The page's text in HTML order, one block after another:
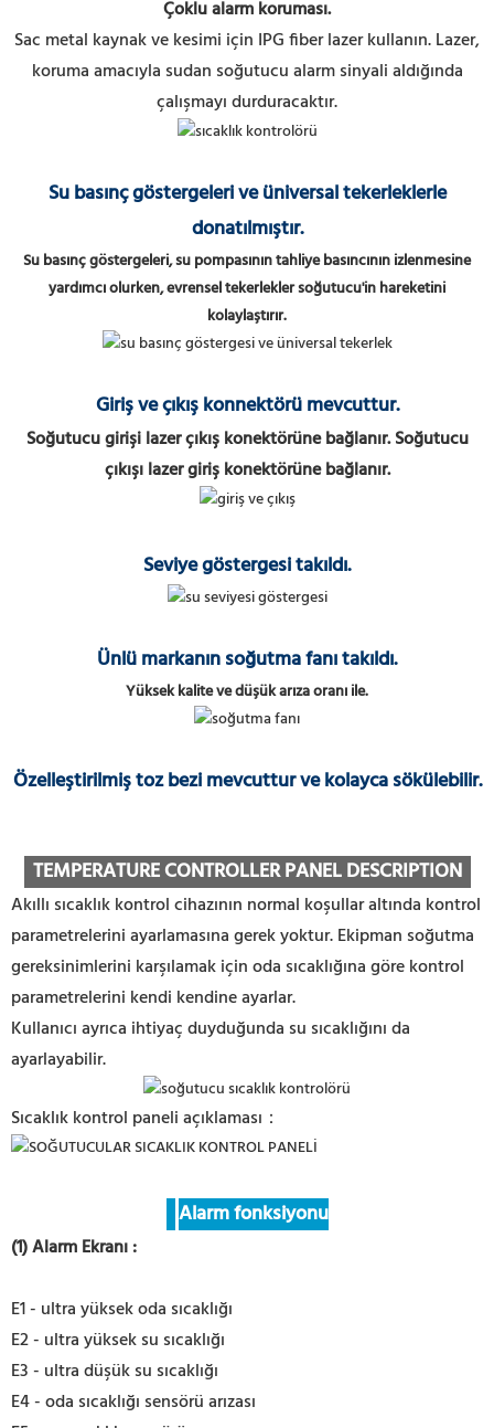
Çoklu alarm koruması.
Sac metal kaynak ve kesimi için IPG fiber lazer kullanın.Lazer,
koruma amacıyla sudan soğutucu alarm sinyali aldığında
çalışmayı durduracaktır.
Su basınç göstergeleri ve üniversal tekerleklerle
donatılmıştır.
Su basınç göstergeleri, su pompasının tahliye basıncının izlenmesine
yardımcı olurken, evrensel tekerlekler soğutucu'in hareketini
kolaylaştırır.
Giriş ve çıkış konnektörü mevcuttur.
Soğutucu girişi lazer çıkış konektörüne bağlanır. Soğutucu
çıkışı lazer giriş konektörüne bağlanır.
Seviye göstergesi takıldı.
Ünlü markanın soğutma fanı takıldı.
Yüksek kalite ve düşük arıza oranı ile.
Özelleştirilmiş toz bezi mevcuttur ve kolayca sökülebilir.
TEMPERATURE CONTROLLER PANEL DESCRIPTION
Akıllı sıcaklık kontrol cihazının normal koşullar altında kontrol
parametrelerini ayarlamasına gerek yoktur. Ekipman soğutma
gereksinimlerini karşılamak için oda sıcaklığına göre kontrol
parametrelerini kendi kendine ayarlar.
Kullanıcı ayrıca ihtiyaç duyduğunda su sıcaklığını da
ayarlayabilir.
Sıcaklık kontrol paneli açıklaması：
Alarm fonksiyonu
(1) Alarm Ekranı:
E1 - ultra yüksek oda sıcaklığı
E2 - ultra yüksek su sıcaklığı
E3 - ultra düşük su sıcaklığı
E4 - oda sıcaklığı sensörü arızası